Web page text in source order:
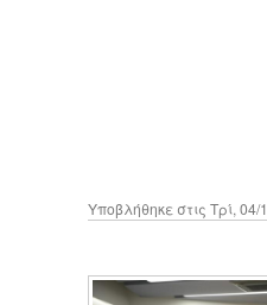
Υποβλήθηκε στις Τρί, 04/